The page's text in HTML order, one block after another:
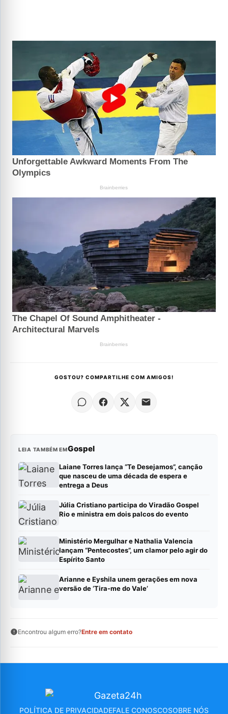
GOSTOU? COMPARTILHE COM AMIGOS!
LEIA TAMBÉM EMGospel
Laiane Torres lança “Te Desejamos”, canção
que nasceu de uma década de espera e
entrega a Deus
Júlia Cristiano participa do Viradão Gospel
Rio e ministra em dois palcos do evento
Ministério Mergulhar e Nathalia Valencia
lançam “Pentecostes”, um clamor pelo agir do
Espírito Santo
Arianne e Eyshila unem gerações em nova
versão de ‘Tira-me do Vale’
Encontrou algum erro?Entre em contato
POLÍTICA DE PRIVACIDADEFALE CONOSCOSOBRE NÓS